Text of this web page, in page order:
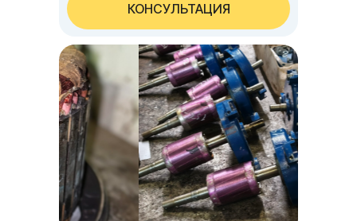
КОНСУЛЬТАЦИЯ